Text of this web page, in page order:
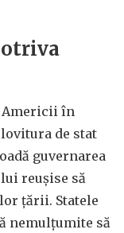
Americii în
de stat
guvernarea
reușise să
țării. Statele
nemulțumite să